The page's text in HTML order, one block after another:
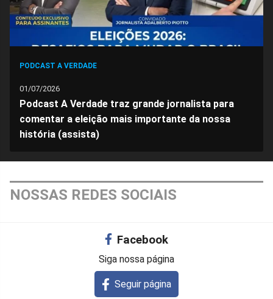
PODCAST A VERDADE
01/07/2026
Podcast A Verdade traz grande jornalista para
comentar a eleição mais importante da nossa
história (assista)
NOSSAS REDES SOCIAIS
Facebook
Siga nossa página
Seguir página